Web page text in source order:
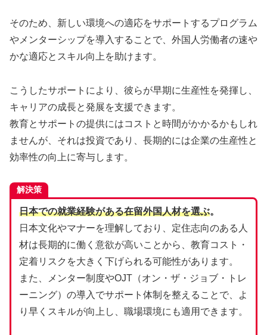
そのため、新しい環境への適応をサポートするプログラム
やメンターシップを導入することで、外国人労働者の速や
かな適応とスキル向上を助けます。
こうしたサポートにより、彼らが早期に生産性を発揮し、
キャリアの成長と発展を支援できます。
教育とサポートの提供にはコストと時間がかかるかもしれ
ませんが、それは投資であり、長期的には企業の生産性と
効率性の向上に寄与します。
解決策
日本での就業経験がある在留外国人材を選ぶ。
日本文化やマナーを理解しており、定住志向のある人
材は長期的に働く意欲が高いことから、教育コスト・
定着リスクを大きく下げられる可能性があります。
また、メンター制度やOJT（オン・ザ・ジョブ・トレ
ーニング）の導入でサポート体制を整えることで、よ
り早くスキルが向上し、職場環境にも適用できます。